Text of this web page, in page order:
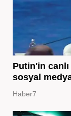
Putin'in
sosyal
Haber7